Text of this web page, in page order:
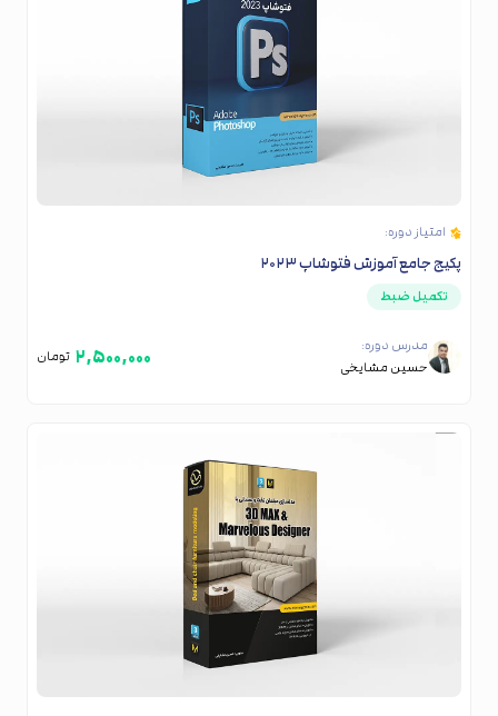
امتیاز دوره:
پکیج جامع آموزش فتوشاپ ۲۰۲۳
تکمیل ضبط
مدرس دوره:
حسین مشایخی
۲,۵۰۰,۰۰۰ تومان